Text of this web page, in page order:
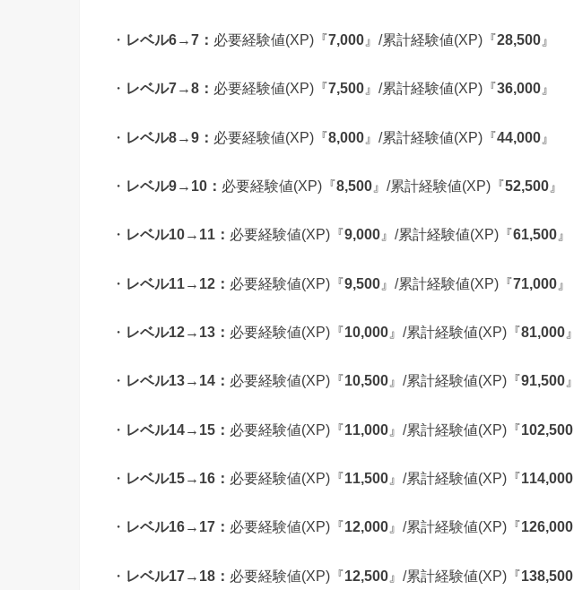
・ レベル6→7： 必要経験値(XP)『7,000 』/累計経験値(XP)『28,500 』
・ レベル7→8： 必要経験値(XP)『7,500 』/累計経験値(XP)『36,000 』
・ レベル8→9： 必要経験値(XP)『8,000 』/累計経験値(XP)『44,000 』
・ レベル9→10： 必要経験値(XP)『8,500 』/累計経験値(XP)『52,500 』
・ レベル10→11： 必要経験値(XP)『9,000 』/累計経験値(XP)『61,500 』
・ レベル11→12： 必要経験値(XP)『9,500 』/累計経験値(XP)『71,000 』
・ レベル12→13： 必要経験値(XP)『10,000 』/累計経験値(XP)『81,000 』
・ レベル13→14： 必要経験値(XP)『10,500 』/累計経験値(XP)『91,500 』
・ レベル14→15： 必要経験値(XP)『11,000 』/累計経験値(XP)『102,500
・ レベル15→16： 必要経験値(XP)『11,500 』/累計経験値(XP)『114,000
・ レベル16→17： 必要経験値(XP)『12,000 』/累計経験値(XP)『126,000
・ レベル17→18： 必要経験値(XP)『12,500 』/累計経験値(XP)『138,500